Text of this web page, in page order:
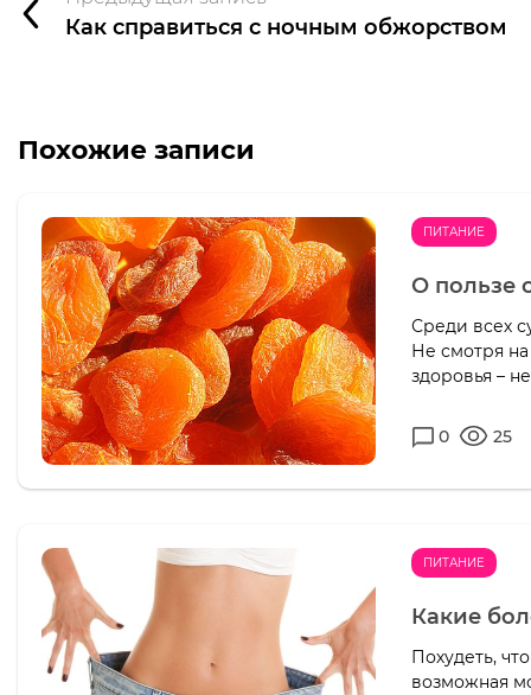
Как справиться с ночным обжорством
Похожие записи
ПИТАНИЕ
О пользе
Среди всех
Не смотря
здоровья –
0 25
ПИТАНИЕ
Какие
Похудеть,
возможная